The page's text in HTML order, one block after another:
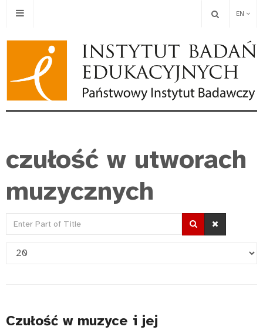
EN
czułość w utworach
muzycznych
Enter
Display
Czułość w muzyce i jej